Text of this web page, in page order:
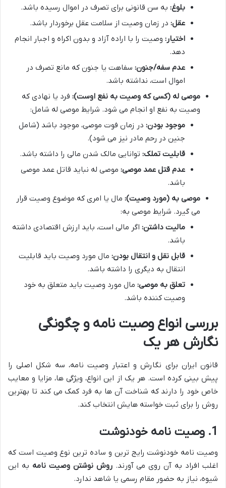
بلوغ: به سن قانونی برای تصرف در اموال رسیده باشد.
عقل: در زمان وصیت از سلامت عقل برخوردار باشد.
اختیار: وصیت را با اراده آزاد و بدون اکراه و اجبار انجام
دهد.
عدم سفه/جنون: سفاهت یا جنون که مانع تصرف در
اموال است، نداشته باشد.
موصی له (کسی که وصیت به نفع اوست): فرد یا نهادی که
وصیت به نفع او انجام می شود. شرایط موصی له شامل:
موجود بودن: در زمان فوت موصی، موجود باشد (شامل
جنین در رحم مادر نیز می شود).
قابلیت تملک: توانایی مالک شدن مالی را داشته باشد.
عدم قتل عمد موصی: موصی له نباید قاتل عمد موصی
باشد.
موصی به (مورد وصیت): مال یا امری که موضوع وصیت قرار
می گیرد. شرایط موصی به:
مالیت داشتن: اگر مالی است، باید ارزش اقتصادی داشته
باشد.
قابل نقل و انتقال بودن: مال مورد وصیت باید قابلیت
انتقال به دیگری را داشته باشد.
تعلق به موصی: مال مورد وصیت باید متعلق به خود
وصیت کننده باشد.
بررسی انواع وصیت نامه و چگونگی
نگارش هر یک
قانون ایران برای نگارش و اعتبار وصیت نامه، سه شکل اصلی را
پیش بینی کرده است. هر یک از این انواع، ویژگی ها، مزایا و معایب
خاص خود را دارند که شناخت آن ها به فرد کمک می کند تا بهترین
روش را برای ثبت خواسته هایش انتخاب کند.
1. وصیت نامه خودنوشت
وصیت نامه خودنوشت رایج ترین و ساده ترین نوع وصیت است که
اغلب افراد به آن روی می آورند.روش نوشتن وصیت نامه به این
شیوه، نیاز به حضور مقام رسمی یا شاهد ندارد.